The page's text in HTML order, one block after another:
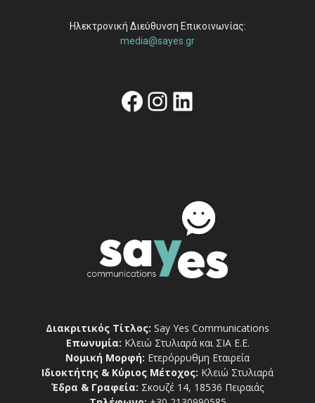
Ηλεκτρονική Διεύθυνση Επικοινωνίας:
media@sayes.gr
Facebook
Instagram
Linkedin
Διακριτικός Τίτλος: Say Yes Communications
Επωνυμία: Κλειώ Στυλιαρά και ΣΙΑ Ε.Ε.
Νομική Μορφή: Ετερόρρυθμη Εταιρεία
Ιδιοκτήτης & Κύριος Μέτοχος: Κλειώ Στυλιαρά
Έδρα & Γραφεία: Σκουζέ 14, 18536 Πειραιάς